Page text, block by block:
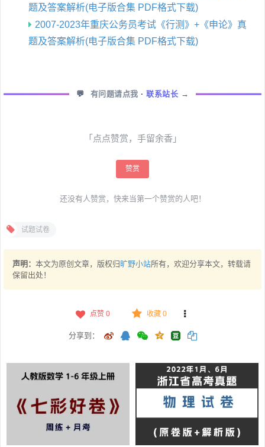
题及答案解析(电子版合集 PDF格式下载)
2007-2023年重庆公务员考试《行测》+《申论》真
题及答案解析(电子版合集 PDF格式下载)
💬 有问题请点我 ·联系站长 →
「点点赞赏，手留余香」
赞赏
还没有人赞赏，快来当第一个赞赏的人吧！
试题试卷
声明： 本文为原创文章，版权归 旷野小站所有，欢迎分享本文，转载请
保留出处！
点赞 0 收藏 0
分享到：